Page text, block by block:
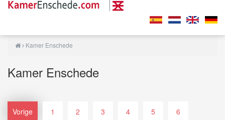
Kamer Enschede
Kamer Enschede
Vorige 1 2 3 4 5 6